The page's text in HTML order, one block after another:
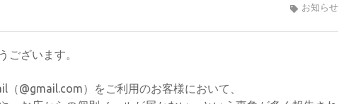
お知らせ
ございます。
@gmail.com）をご利用のお客様において、